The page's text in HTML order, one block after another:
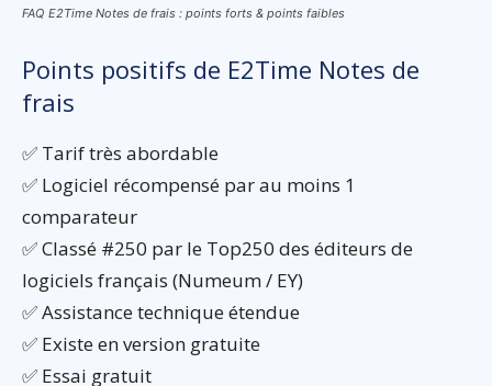
FAQ E2Time Notes de frais : points forts & points faibles
Points positifs de E2Time Notes de
frais
✅ Tarif très abordable
✅ Logiciel récompensé par au moins 1
comparateur
✅ Classé #250 par le Top250 des éditeurs de
logiciels français (Numeum / EY)
✅ Assistance technique étendue
✅ Existe en version gratuite
✅ Essai gratuit